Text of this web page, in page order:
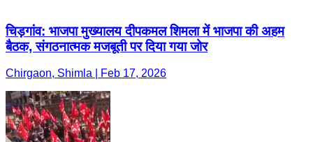
चिड़गांव: भाजपा मुख्यालय दीपकमल शिमला में भाजपा की अहम
बैठक, संगठनात्मक मजबूती पर दिया गया जोर
Chirgaon, Shimla | Feb 17, 2026